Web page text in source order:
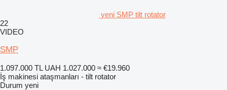
yeni SMP tilt rotator
22
VIDEO
SMP
1.097.000 TL UAH 1.027.000 ≈ €19.960
İş makinesi ataşmanları - tilt rotator
Durum yeni